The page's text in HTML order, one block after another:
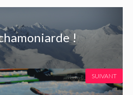
!
SUIVANT